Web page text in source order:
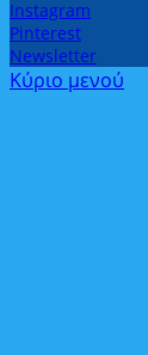
Instagram
Pinterest
Newsletter
Κύριο μενού